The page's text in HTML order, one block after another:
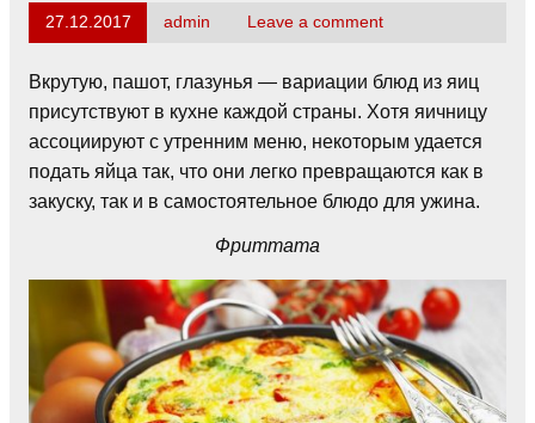
27.12.2017 admin Leave a comment
Вкрутую, пашот, глазунья — вариации блюд из яиц
присутствуют в кухне каждой страны. Хотя яичницу
ассоциируют с утренним меню, некоторым удается
подать яйца так, что они легко превращаются как в
закуску, так и в самостоятельное блюдо для ужина.
Фриттата